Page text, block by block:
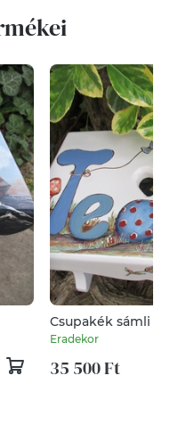
Csupakék sámli a
kisfiúknak
Eradekor
35 500 Ft